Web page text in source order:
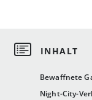
Bewaffnete
Night-City-